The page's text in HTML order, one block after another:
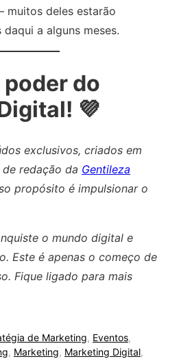
deles estarão
a alguns meses.
do
💜
exclusivos, criados em
redação da Gentileza
propósito é impulsionar o
o mundo digital e
Este é apenas o começo de
Fique ligado para mais
de Marketing, Eventos,
, Marketing, Marketing Digital,